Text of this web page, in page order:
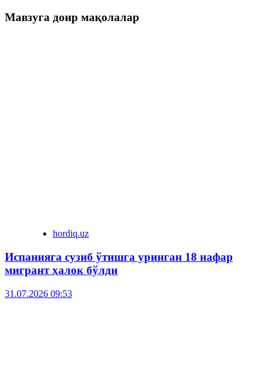
Мавзуга доир мақолалар
hordiq.uz
Испанияга сузиб ўтишга уринган 18 нафар
мигрант ҳалок бўлди
31.07.2026 09:53